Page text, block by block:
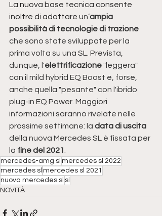
La nuova base tecnica consente
inoltre di adottare un’ampia
possibilità di tecnologie di trazione
che sono state sviluppate per la
prima volta su una SL. Prevista,
dunque, l'elettrificazione "leggera"
con il mild hybrid EQ Boost e, forse,
anche quella "pesante" con l'ibrido
plug-in EQ Power. Maggiori
informazioni saranno rivelate nelle
prossime settimane: la data di uscita
della nuova Mercedes SL è fissata per
la fine del 2021
mercedes-amg sl mercedes sl 2022
mercedes sl mercedes sl 2021
nuova mercedes sl sl
NOVITÀ